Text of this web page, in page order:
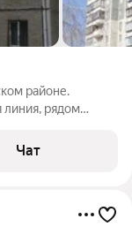
районе.
рядом
Чат